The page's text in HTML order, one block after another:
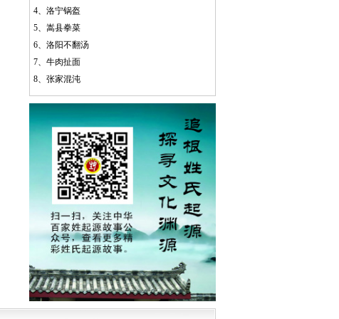
4、 洛宁锅盔
5、 嵩县拳菜
6、 洛阳不翻汤
7、 牛肉扯面
8、 张家混沌